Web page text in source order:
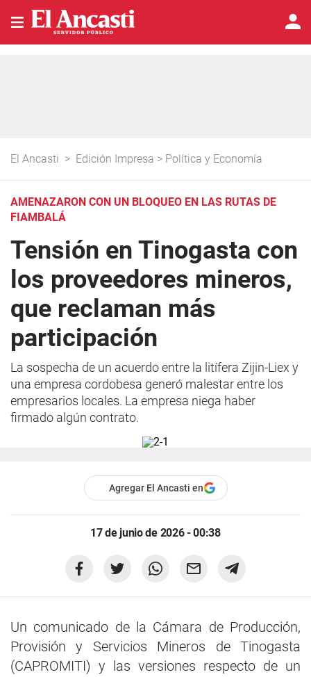
El Ancasti > Edición Impresa > Política y Economía
AMENAZARON CON UN BLOQUEO EN LAS RUTAS DE
FIAMBALÁ
Tensión en Tinogasta con
los proveedores mineros,
que reclaman más
participación
La sospecha de un acuerdo entre la litífera Zijin-Liex y
una empresa cordobesa generó malestar entre los
empresarios locales. La empresa niega haber
firmado algún contrato.
Agregar El Ancasti en
17 de junio de 2026 - 00:38
Un comunicado de la Cámara de Producción,
Provisión y Servicios Mineros de Tinogasta
(CAPROMITI) y las versiones respecto de un